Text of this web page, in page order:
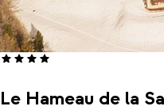
Le Hameau de la